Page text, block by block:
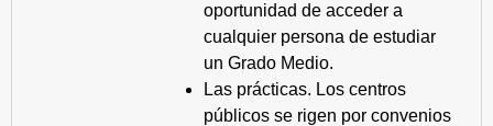
oportunidad de acceder a
cualquier persona de estudiar
un Grado Medio.
Las prácticas. Los centros
públicos se rigen por convenios